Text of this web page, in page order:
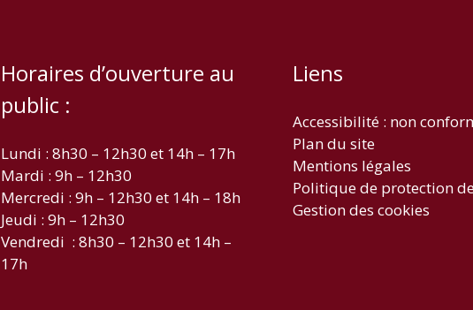
Horaires d’ouverture au
public :
Lundi : 8h30 – 12h30 et 14h – 17h
Mardi : 9h – 12h30
Mercredi : 9h – 12h30 et 14h – 18h
Jeudi : 9h – 12h30
Vendredi : 8h30 – 12h30 et 14h –
17h
Liens
Accessibilité : non
Plan du site
Mentions légales
Politique de protection
Gestion des cookies